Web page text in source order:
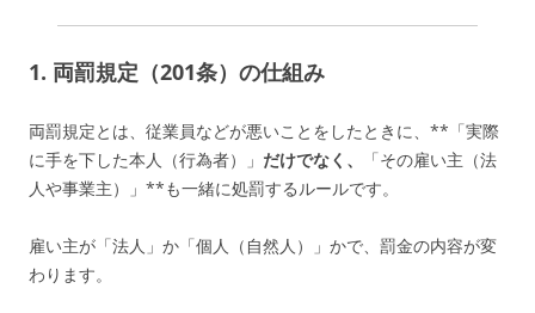
1. 両罰規定（201条）の仕組み
両罰規定とは、従業員などが悪いことをしたときに、**「実際
に手を下した本人（行為者）」 だけでなく、
「その雇い主（法
人や事業主）」**も一緒に処罰するルールです。
雇い主が「法人」か「個人（自然人）」かで、罰金の内容が変
わります。